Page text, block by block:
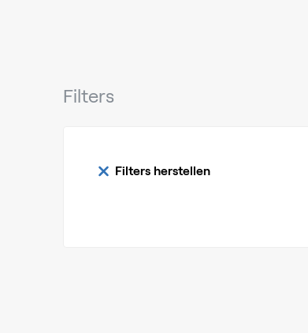
Filters
Filters herstellen